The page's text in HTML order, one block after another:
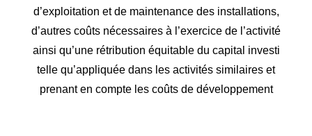
d’exploitation et de maintenance des installations,
d’autres coûts nécessaires à l’exercice de l’activité
ainsi qu’une rétribution équitable du capital investi
telle qu’appliquée dans les activités similaires et
prenant en compte les coûts de développement